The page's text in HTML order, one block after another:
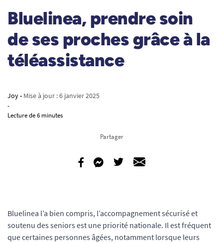
Bluelinea, prendre soin
de ses proches grâce à la
téléassistance
Joy• Mise à jour :6 janvier 2025
-
Lecture de 6 minutes
Partager
Bluelinea l’a bien compris, l’accompagnement sécurisé et
soutenu des seniors est une priorité nationale. Il est fréquent
que certaines personnes âgées, notamment lorsque leurs